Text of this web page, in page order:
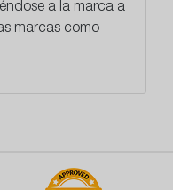
a la marca a
marcas como